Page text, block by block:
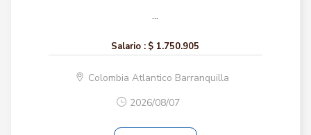
...
Salario : $ 1.750.905
Colombia Atlantico Barranquilla
2026/08/07